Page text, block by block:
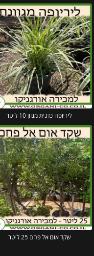
ליריופה כדנית מגוון 10 ליטר
שקד אום אל פחם 25 ליטר